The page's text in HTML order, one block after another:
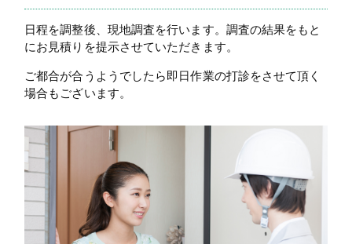
日程を調整後、現地調査を行います。調査の結果をもと
にお見積りを提示させていただきます。
ご都合が合うようでしたら即日作業の打診をさせて頂く
場合もございます。